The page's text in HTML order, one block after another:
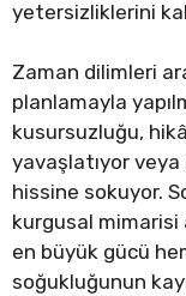
yetersizliklerini
Zaman dilimleri
planlamayla
kusursuzluğu,
yavaşlatıyor
hissine sokuyor.
kurgusal mimarisi
en büyük gücü
soğukluğunun